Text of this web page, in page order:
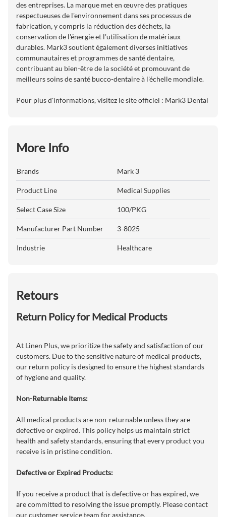
des entreprises. La marque met en œuvre des pratiques
respectueuses de l'environnement dans ses processus de
fabrication, y compris la réduction des déchets, la
conservation de l'énergie et l'utilisation de matériaux
durables. Mark3 soutient également diverses initiatives
communautaires et programmes de santé dentaire,
contribuant au bien-être de la société et promouvant de
meilleurs soins de santé bucco-dentaire à l'échelle mondiale.
Pour plus d'informations, visitez le site officiel : Mark3 Dental
More Info
Brands Mark 3
Product Line Medical Supplies
Select Case Size 100/PKG
Manufacturer Part Number 3-8025
Industrie Healthcare
Retours
Return Policy for Medical Products
At Linen Plus, we prioritize the safety and satisfaction of our
customers. Due to the sensitive nature of medical products,
our return policy is designed to ensure the highest standards
of hygiene and quality.
Non-Returnable Items:
All medical products are non-returnable unless they are
defective or expired. This policy helps us maintain strict
health and safety standards, ensuring that every product you
receive is in pristine condition.
Defective or Expired Products:
If you receive a product that is defective or has expired, we
are committed to resolving the issue promptly. Please contact
our customer service team for assistance.